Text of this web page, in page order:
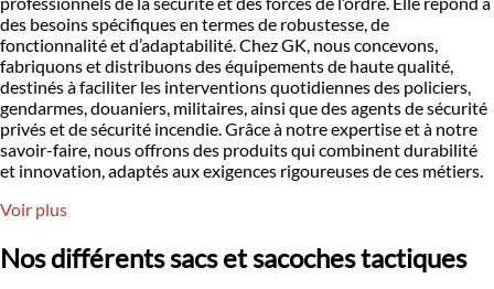
des besoins spécifiques en termes de robustesse, de
fonctionnalité et d’adaptabilité. Chez GK, nous concevons,
fabriquons et distribuons des équipements de haute qualité,
destinés à faciliter les interventions quotidiennes des policiers,
gendarmes, douaniers, militaires, ainsi que des agents de sécurité
privés et de sécurité incendie. Grâce à notre expertise et à notre
savoir-faire, nous offrons des produits qui combinent durabilité
et innovation, adaptés aux exigences rigoureuses de ces métiers.
Voir plus
Nos différents sacs et sacoches tactiques